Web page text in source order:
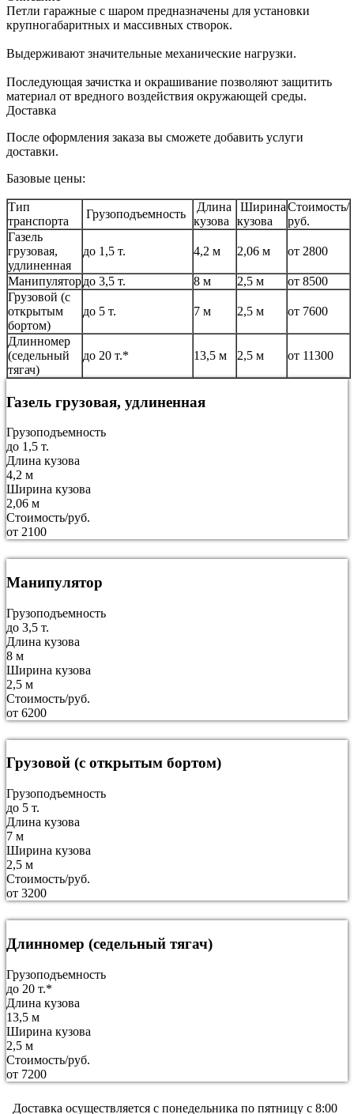
Петли гаражные с шаром предназначены для установки
крупногабаритных и массивных створок.
Выдерживают значительные механические нагрузки.
Последующая зачистка и окрашивание позволяют защитить
материал от вредного воздействия окружающей среды.
Доставка
После оформления заказа вы сможете добавить услуги
доставки.
Базовые цены:
Тип
транспорта
Грузоподъемность
Длина
кузова
Ширина
кузова
Стоимость/
руб.
Газель
грузовая,
удлиненная
до 1,5 т. 4,2 м 2,06 м от 2800
Манипулятордо 3,5 т. 8 м 2,5 м
от 8500
Грузовой (с
открытым
бортом)
до 5 т. 7 м 2,5 м от 7600
Длинномер
(седельный
тягач)
до 20 т.* 13,5 м 2,5 м от 11300
Газель грузовая, удлиненная
Грузоподъемность
до 1,5 т.
Длина кузова
4,2 м
Ширина кузова
2,06 м
Стоимость/руб.
от 2100
Манипулятор
Грузоподъемность
до 3,5 т.
Длина кузова
8 м
Ширина кузова
2,5 м
Стоимость/руб.
от 6200
Грузовой (с открытым бортом)
Грузоподъемность
до 5 т.
Длина кузова
7 м
Ширина кузова
2,5 м
Стоимость/руб.
от 3200
Длинномер (седельный тягач)
Грузоподъемность
до 20 т.*
Длина кузова
13,5 м
Ширина кузова
2,5 м
Стоимость/руб.
от 7200
Доставка осуществляется c понедельника по пятницу с 8:00